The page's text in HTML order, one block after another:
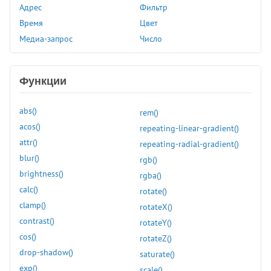
animation-name
animation-play-state
animation-timing-function
aspect-ratio
backdrop-filter
backface-visibility
background
background-attachment
background-blend-mode
background-clip
background-color
background-image
background-origin
background-position
background-position-x
background-position-y
Адрес
Время
Медиа-запрос
Фильтр
Цвет
Число
Функции
abs()
acos()
attr()
blur()
brightness()
calc()
clamp()
contrast()
cos()
drop-shadow()
exp()
rem()
repeating-linear-gradient()
repeating-radial-gradient()
rgb()
rgba()
rotate()
rotateX()
rotateY()
rotateZ()
saturate()